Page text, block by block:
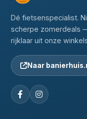
Dé fietsenspecialist.
scherpe zomerdeals
rijklaar uit onze
Naar